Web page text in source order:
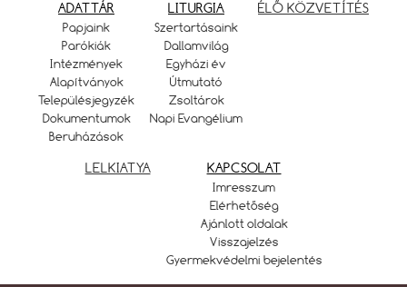
ADATTÁR
Papjaink
Parókiák
Intézmények
Alapítványok
Településjegyzék
Dokumentumok
Beruházások
LITURGIA
Szertartásaink
Dallamvilág
Egyházi év
Útmutató
Zsoltárok
Napi Evangélium
ÉLŐ KÖZVETÍTÉS
LELKIATYA KAPCSOLAT
Imresszum
Elérhetőség
Ajánlott oldalak
Visszajelzés
Gyermekvédelmi bejelentés